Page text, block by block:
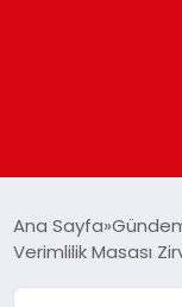
Ana Sayfa
Verimlilik Masası